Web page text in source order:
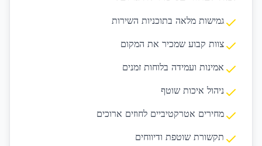
גמישות מלאה בתוכניות השירות
צוות קבוע שמכיר את המקום
אמינות ועמידה בלוחות זמנים
ניהול איכות שוטף
מחירים אטרקטיביים לחוזים ארוכים
תקשורת שוטפת ודיווחים